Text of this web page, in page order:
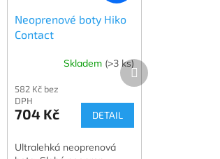
Neoprenové boty Hiko
Contact
Skladem (>3 ks)
582 Kč bez
DPH
704 Kč DETAIL
Ultralehká neoprenová
Další
produkt